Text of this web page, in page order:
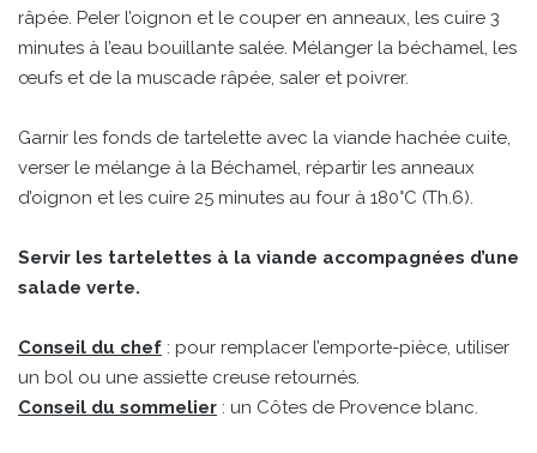
râpée. Peler l’oignon et le couper en anneaux, les cuire 3
minutes à l’eau bouillante salée. Mélanger la béchamel, les
œufs et de la muscade râpée, saler et poivrer.
Garnir les fonds de tartelette avec la viande hachée cuite,
verser le mélange à la Béchamel, répartir les anneaux
d’oignon et les cuire 25 minutes au four à 180°C (Th.6).
Servir les tartelettes à la viande accompagnées d’une
salade verte.
Conseil du chef : pour remplacer l’emporte-pièce, utiliser
un bol ou une assiette creuse retournés.
Conseil du sommelier : un Côtes de Provence blanc.